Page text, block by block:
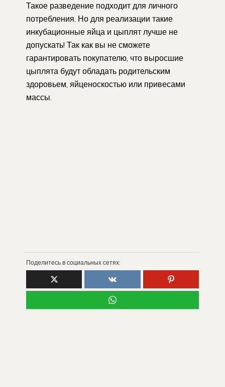
Такое разведение подходит для личного
потребления. Но для реализации такие
инкубационные яйца и цыплят лучше не
допускать! Так как вы не сможете
гарантировать покупателю, что выросшие
цыплята будут обладать родительским
здоровьем, яйценоскостью или привесами
массы.
Поделитесь в социальных сетях: